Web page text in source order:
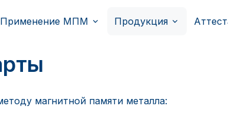
Применение МПМ Продукция
магнитной памяти металла: